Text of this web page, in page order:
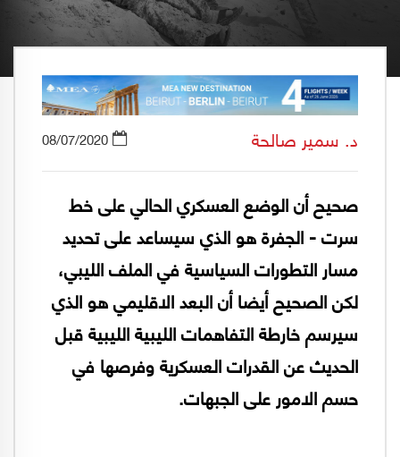
د. سمير صالحة 08/07/2020
صحيح أن الوضع العسكري الحالي على خط
سرت - الجفرة هو الذي سيساعد على تحديد
مسار التطورات السياسية في الملف الليبي،
لكن الصحيح أيضا أن البعد الاقليمي هو الذي
سيرسم خارطة التفاهمات الليبية الليبية قبل
الحديث عن القدرات العسكرية وفرصها في
حسم الامور على الجبهات.